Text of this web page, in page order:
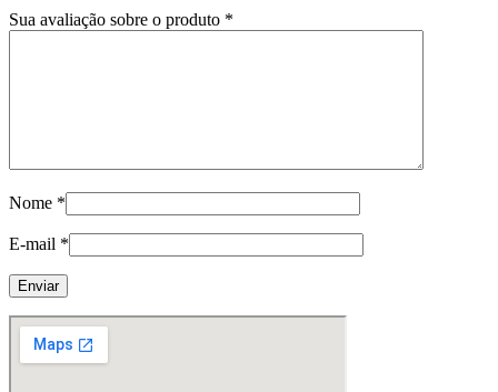
Sua avaliação sobre o produto *
Nome *
E-mail *